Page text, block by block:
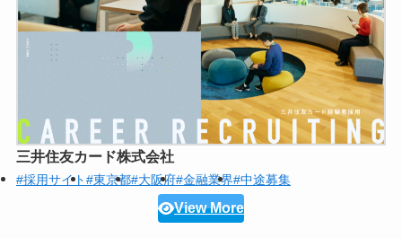
三井住友カード株式会社
#採用サイト#東京都#大阪府#金融業界#中途募集
View More